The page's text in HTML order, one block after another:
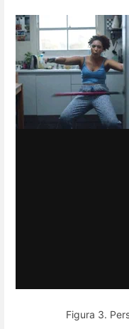
Figura 3.